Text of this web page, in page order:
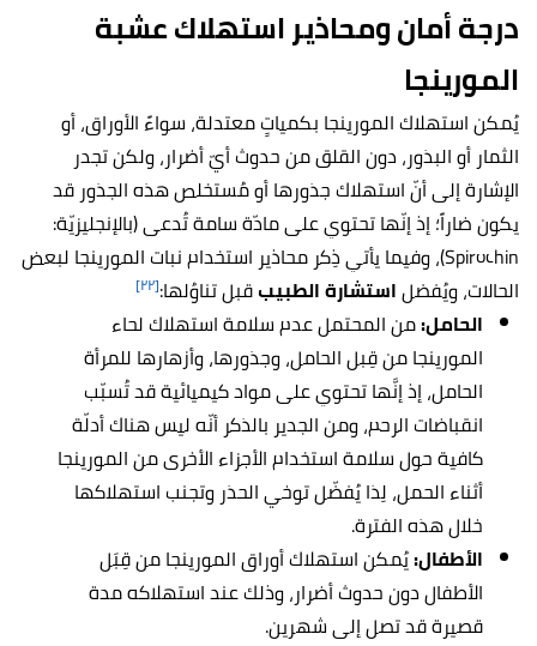
درجة أمان ومحاذير استهلاك عشبة
المورينجا
يُمكن استهلاك المورينجا بكمياتٍ معتدلة، سواءً الأوراق، أو
الثمار أو البذور، دون القلق من حدوث أيّ أضرار، ولكن تجدر
الإشارة إلى أنّ استهلاك جذورها أو مُستخلص هذه الجذور قد
يكون ضاراً؛ إذ إنّها تحتوي على مادّة سامة تُدعى (بالإنجليزيّة:
Spirochin)، و
فيما يأتي ذِكر محاذير استخدام نبات المورينجا لبعض
الحالات، ويُفضلاستشارة الطبيبقبل تناوُلها:[٢٢]
الحامل:من المحتمل عدم سلامة استهلاك لحاء
المورينجا من قِبلالحامل، وجذورها، وأزهارها للمرأة
الحامل، إذ إنَّها تحتوي على مواد كيميائية قد تُسبّب
انقباضات الرحم، ومن الجدير بالذكر أنّه ليس هناك أدلّة
كافية حول سلامة استخدام الأجزاء الأخرى من المورينجا
أثناء الحمل، لِذا يُفضّل توخي الحذر وتجنب استهلاكها
خلال هذه الفترة.
الأطفال:يُمكن استهلاك أوراق المورينجا من قِبَل
الأطفال دون حدوث أضرار، وذلك عند استهلاكه مدة
قصيرة قد تصل إلى شهرين.